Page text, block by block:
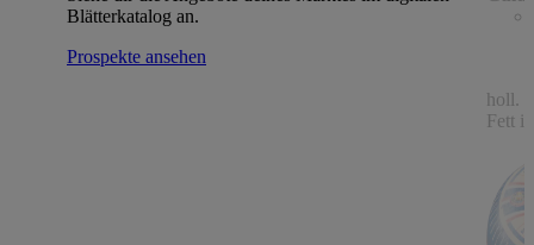
Blätterkatalog an.
Prospekte ansehen
holl.
Fett